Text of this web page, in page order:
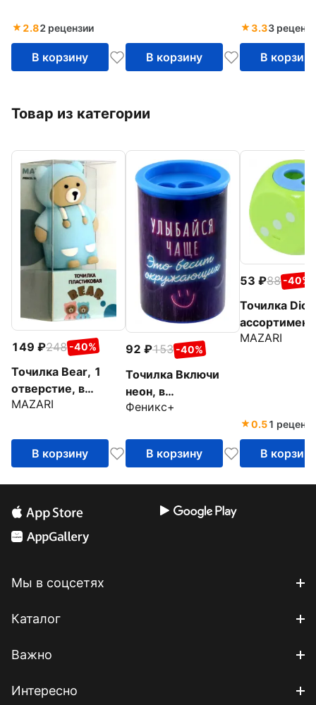
2.82 рецензии
В корзину В корзину
3.33
В корзину
Товар из категории
149 248 -40%
Точилка Bear, 1
отверстие, в
ассортименте
MAZARI
В корзину
92 153 -40%
Точилка Включи
неон, в
ассортименте
Феникс+
В корзину
53 88 -40%
Точилка
MAZARI
0.51
В корзину
Мы в соцсетях
Каталог
Важно
Интересно